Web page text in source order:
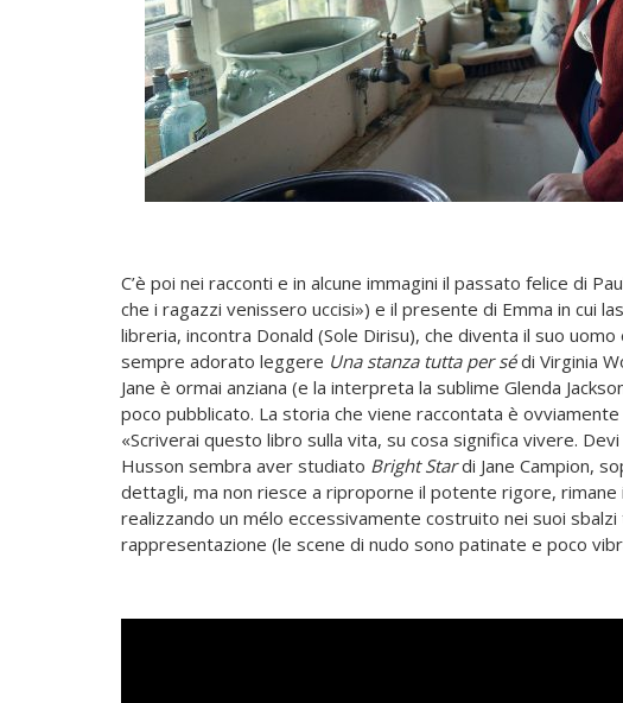
C’è poi nei racconti e in alcune immagini il passato felice di
che i ragazzi venissero uccisi») e il presente di Emma in cui
libreria, incontra Donald (Sole Dirisu), che diventa il suo
sempre adorato leggere Una stanza tutta per sédi Virginia
Jane è ormai anziana (e la interpreta la sublime Glenda
poco pubblicato. La storia che viene raccontata è
«Scriverai questo libro sulla vita, su cosa significa vivere.
Husson sembra aver studiato Bright Stardi Jane Campion,
dettagli, ma non riesce a riproporne il potente rigore,
realizzando un mélo eccessivamente costruito nei suoi
rappresentazione (le scene di nudo sono patinate e poco